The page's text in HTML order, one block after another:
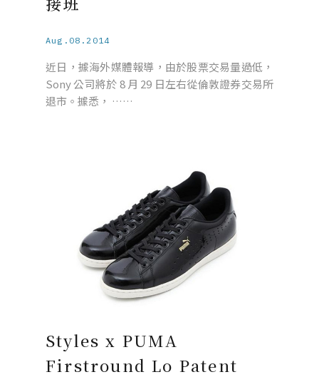
Aug.08.2014
近日，據海外媒體報導，由於股票交易量過低，
Sony 公司將於 8 月 29 日左右從倫敦證券交易所
退市。據悉， ……
Styles x PUMA
Firstround Lo Patent